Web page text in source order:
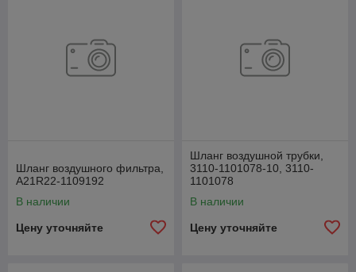
Шланг воздушного фильтра,
А21R22-1109192
В наличии
Цену уточняйте
Шланг воздушной трубки,
3110-1101078-10, 3110-
1101078
В наличии
Цену уточняйте